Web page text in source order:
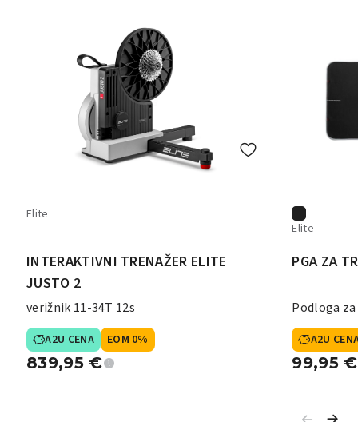
Elite
INTERAKTIVNI TRENAŽER ELITE
JUSTO 2
verižnik 11-34T 12s
A2U CENA EOM 0%
839,95 €
Elite
PGA ZA
Podloga
A2U
99,95 €